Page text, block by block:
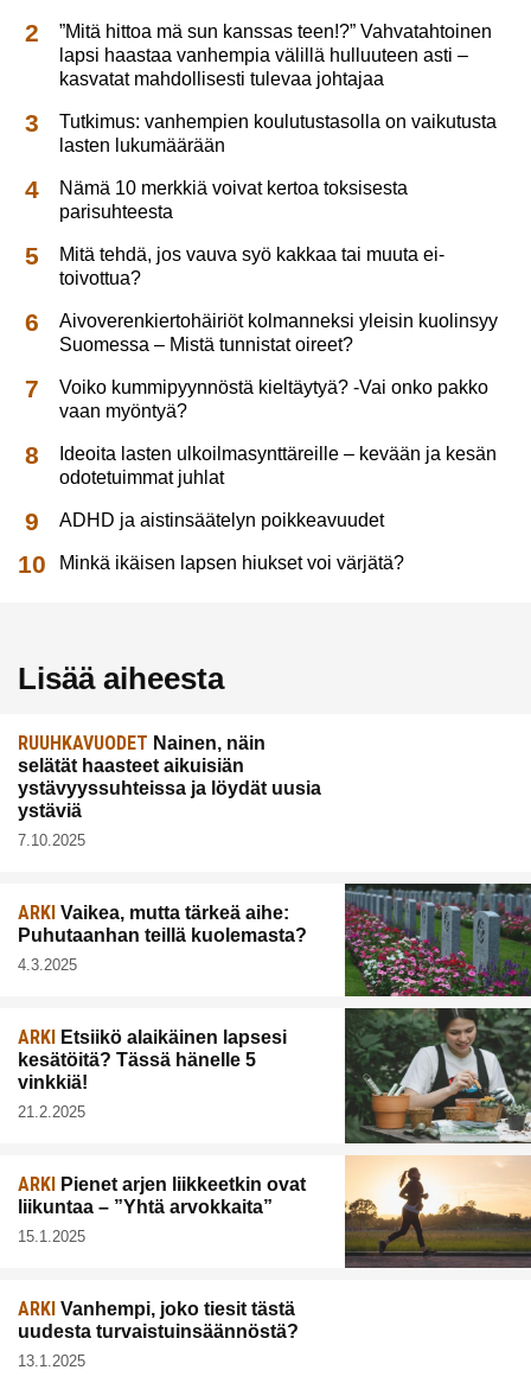
”Mitä hittoa mä sun kanssas teen!?” Vahvatahtoinen
lapsi haastaa vanhempia välillä hulluuteen asti –
kasvatat mahdollisesti tulevaa johtajaa
Tutkimus: vanhempien koulutustasolla on vaikutusta
lasten lukumäärään
Nämä 10 merkkiä voivat kertoa toksisesta
parisuhteesta
Mitä tehdä, jos vauva syö kakkaa tai muuta ei-
toivottua?
Aivoverenkiertohäiriöt kolmanneksi yleisin kuolinsyy
Suomessa – Mistä tunnistat oireet?
Voiko kummipyynnöstä kieltäytyä? -Vai onko pakko
vaan myöntyä?
Ideoita lasten ulkoilmasynttäreille – kevään ja kesän
odotetuimmat juhlat
ADHD ja aistinsäätelyn poikkeavuudet
Minkä ikäisen lapsen hiukset voi värjätä?
Lisää aiheesta
RUUHKAVUODET Nainen, näin
selätät haasteet aikuisiän
ystävyyssuhteissa ja löydät uusia
ystäviä
7.10.2025
ARKI Vaikea, mutta tärkeä aihe:
Puhutaanhan teillä kuolemasta?
4.3.2025
ARKI Etsiikö alaikäinen lapsesi
kesätöitä? Tässä hänelle 5
vinkkiä!
21.2.2025
ARKI Pienet arjen liikkeetkin ovat
liikuntaa – ”Yhtä arvokkaita”
15.1.2025
ARKI Vanhempi, joko tiesit tästä
uudesta turvaistuinsäännöstä?
13.1.2025